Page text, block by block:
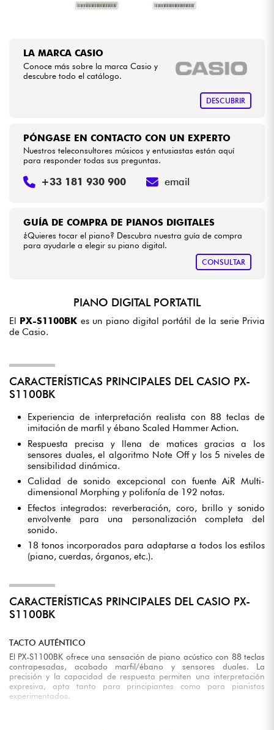
LA MARCA CASIO
Conoce más sobre la marca Casio y
descubre todo el catálogo.
DESCUBRIR
GUÍA DE COMPRA DE PIANOS DIGITALES
¿Quieres tocar el piano? Descubra nuestra guía de compra
para ayudarle a elegir su piano digital.
CONSULTAR
PÓNGASE EN CONTACTO CON UN EXPERTO
Nuestros teleconsultores músicos y entusiastas están aquí
para responder todas sus preguntas.
+33 181 930 900 email
PIANO DIGITAL PORTATIL
El PX-S1100BK es un piano digital portátil de la serie Privia
de Casio.
CARACTERÍSTICAS PRINCIPALES DEL CASIO PX-
S1100BK
Experiencia de interpretación realista con 88 teclas de
imitación de marfil y ébano Scaled Hammer Action.
Respuesta precisa y llena de matices gracias a los
sensores duales, el algoritmo Note Off y los 5 niveles de
sensibilidad dinámica.
Calidad de sonido excepcional con fuente AiR Multi-
dimensional Morphing y polifonía de 192 notas.
Efectos integrados: reverberación, coro, brillo y sonido
envolvente para una personalización completa del
sonido.
18 tonos incorporados para adaptarse a todos los estilos
(piano, cuerdas, órganos, etc.).
CARACTERÍSTICAS PRINCIPALES DEL CASIO PX-
S1100BK
TACTO AUTÉNTICO
El PX-S1100BK ofrece una sensación de piano acústico con 88 teclas
contrapesadas, acabado marfil/ébano y sensores duales. La
precisión y la capacidad de respuesta permiten una interpretación
expresiva, apta tanto para principiantes como para pianistas
experimentados.